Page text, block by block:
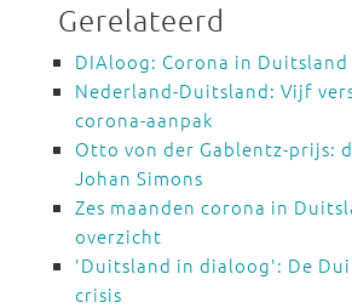
Gerelateerd
DIAloog: Corona in Duitsland
Nederland-Duitsland: Vijf
corona-aanpak
Otto von der Gablentz-prijs:
Johan Simons
Zes maanden corona in
overzicht
'Duitsland in dialoog': De
crisis